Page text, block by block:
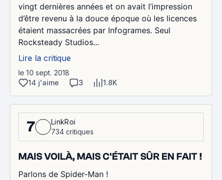
vingt dernières années et on avait l’impression
d’être revenu à la douce époque où les licences
étaient massacrées par Infogrames. Seul
Rocksteady Studios...
Lire la critique
le 10 sept. 2018
14 j'aime
3 1.8K
7
LinkRoi
734 critiques
MAIS VOILÀ, MAIS C'ÉTAIT SÛR EN FAIT !
Parlons de Spider-Man !